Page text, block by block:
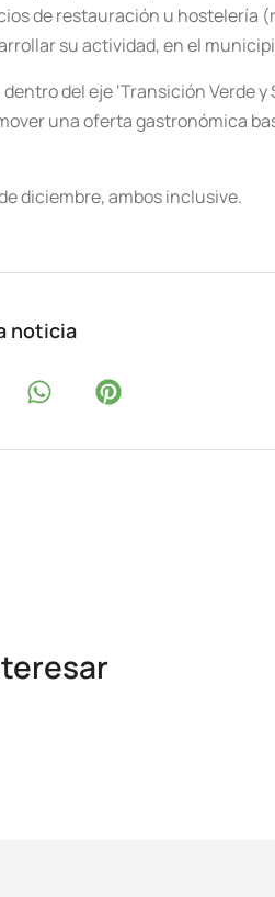
de restauración u hostelería
su actividad, en el
del eje ‘Transición Verde
una oferta gastronómica
diciembre, ambos inclusive.
noticia